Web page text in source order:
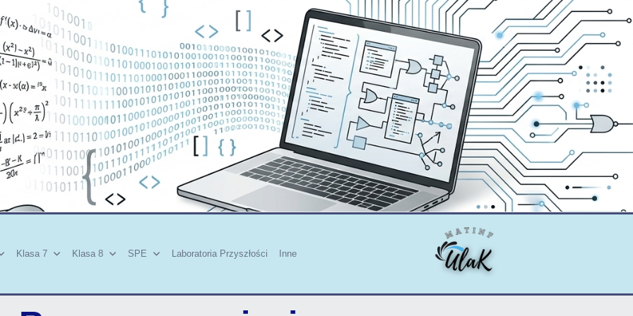
Klasa 7 Klasa 8 SPE Laboratoria Przyszłości Inne